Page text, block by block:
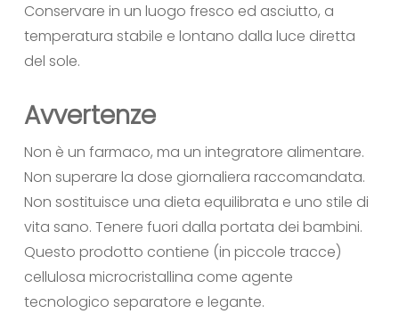
Conservare in un luogo fresco ed asciutto, a
temperatura stabile e lontano dalla luce diretta
del sole.
Avvertenze
Non è un farmaco, ma un integratore alimentare.
Non superare la dose giornaliera raccomandata.
Non sostituisce una dieta equilibrata e uno stile di
vita sano. Tenere fuori dalla portata dei bambini.
Questo prodotto contiene (in piccole tracce)
cellulosa microcristallina come agente
tecnologico separatore e legante.